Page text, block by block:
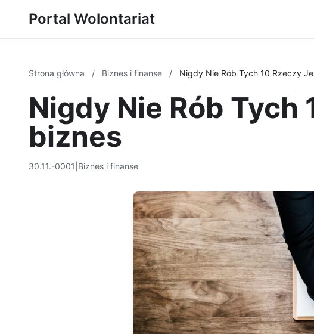
Portal Wolontariat
Strona główna / Biznes i finanse / Nigdy Nie Rób Tych 10 Rzeczy
Nigdy Nie Rób Tych
biznes
30.11.-0001 Biznes i finanse